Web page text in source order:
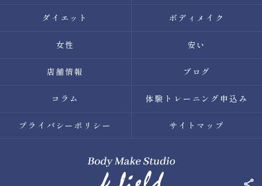
ダイエット ボディメイク
女性 安い
店舗情報 ブログ
コラム 体験トレーニング申込み
プライバシーポリシー サイトマップ